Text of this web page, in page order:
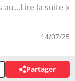
aux
ce mets
champignons
que la crème au
Lire la suite
14/07/25
Partager